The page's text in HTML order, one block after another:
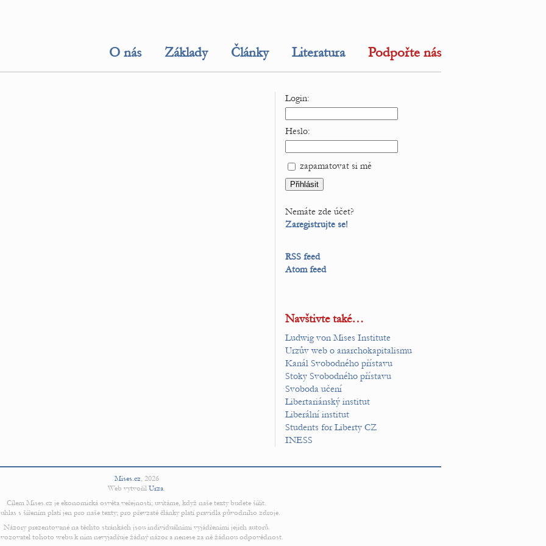
O nás Základy Články Literatura Podpořte nás
Login:
Heslo:
zapamatovat si mě
Nemáte zde účet?
Zaregistrujte se!
RSS feed
Atom feed
Navštivte také…
Ludwig von Mises Institute
Urzův web o anarchokapitalismu
Kanál Svobodného přístavu
Stoky Svobodného přístavu
Svoboda učení
Libertariánský institut
Liberální institut
Students for Liberty CZ
INESS
Mises.cz, 2026
Web vytvořil Urza.
Cílem Mises.cz je ekonomická osvěta veřejnosti; uvítáme, když naše texty budete šířit.
s šířením platí jen pro naše texty; pro převzaté články platí pravidla původního zdroje.
Názory prezentované na těchto stránkách jsou individuálními vyjádřeními jejich autorů.
tohoto webu k nim nevyjadřuje žádný názor a nenese za ně žádnou odpovědnost.